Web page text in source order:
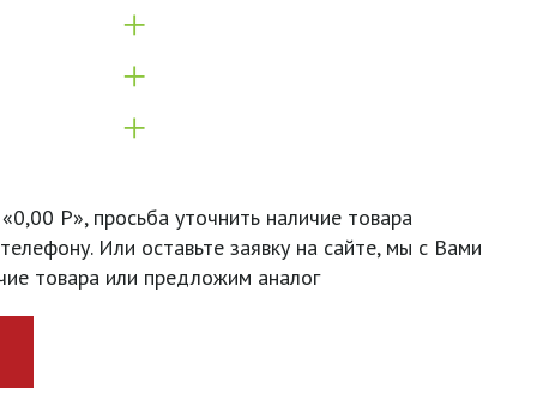
+
+
+
Р», просьба уточнить наличие товара
Или оставьте заявку на сайте, мы с Вами
товара или предложим аналог